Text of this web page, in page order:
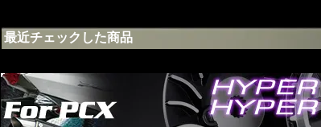
最近チェックした商品